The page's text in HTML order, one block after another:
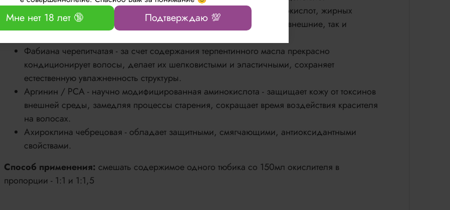
Коровяк обыкновенный - благодаря высокому содержанию аминокислот, жирных
кислот, эфирных масел и микроэлементов восстанавливаются как внешние, так и
Фабиана черепитчатая - за счет содержания терпентинного масла прекрасно
кондиционирует волосы, делает их шелковистыми и эластичными, сохраняет
естественную увлажненность структуры.
Аргинин / РСА - научно модифицированная аминокислота - защищает кожу от токсинов
внешней среды, замедляя процессы старения, сокращает время воздействия красителя
на волосах.
Ахироклина чебрецовая - обладает защитными, смягчающими, антиоксидантными
свойствами.
Способ применения: смешать содержимое одного тюбика со 150мл окислителя в
пропорции - 1:1 и 1:1,5
Мне нет 18 лет 🔞 Подтверждаю 💯